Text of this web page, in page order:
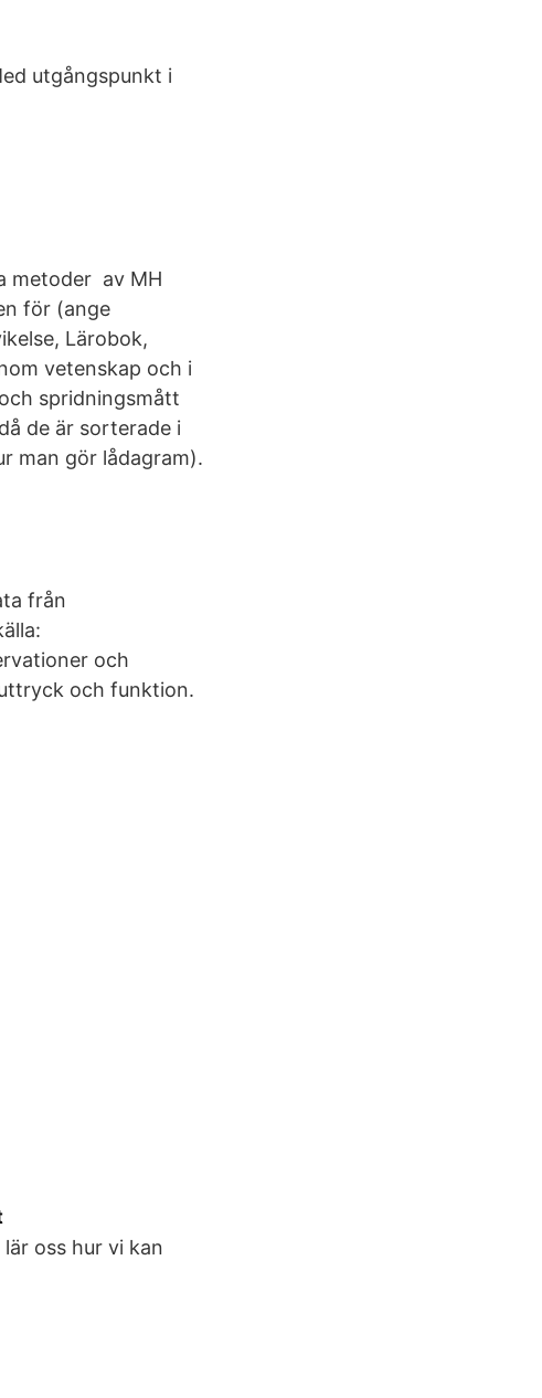
utgångspunkt i
metoder av MH
för (ange
Lärobok,
vetenskap och i
spridningsmått
de är sorterade i
man gör lådagram).
från
och
och funktion.
oss hur vi kan